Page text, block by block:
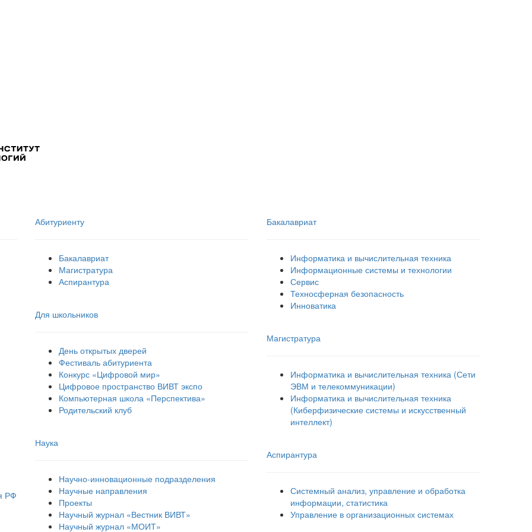
РФ
Абитуриенту
Бакалавриат
Магистратура
Аспирантура
Для школьников
День открытых дверей
Фестиваль абитуриента
Конкурс «Цифровой мир»
Цифровое пространство ВИВТ экспо
Компьютерная школа «Перспектива»
Родительский клуб
Наука
Научно-инновационные подразделения
Научные направления
Проекты
Научный журнал «Вестник ВИВТ»
Научный журнал «МОИТ»
Бакалавриат
Информатика и вычислительная техника
Информационные системы и технологии
Сервис
Техносферная безопасность
Инноватика
Магистратура
Информатика и вычислительная техника (Сети
ЭВМ и телекоммуникации)
Информатика и вычислительная техника
(Киберфизические системы и искусственный
интеллект)
Аспирантура
Системный анализ, управление и обработка
информации, статистика
Управление в организационных системах